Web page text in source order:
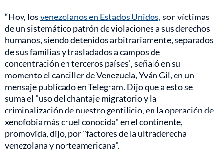
“Hoy, losvenezolanos en Estados Unidos,son víctimas
de un sistemático patrón de violaciones a sus derechos
humanos, siendo detenidos arbitrariamente, separados
de sus familias y trasladados a campos de
concentración en terceros países", señaló en su
momento el canciller de Venezuela, Yván Gil, en un
mensaje publicado en Telegram. Dijo que a esto se
suma el "uso del chantaje migratorio y la
criminalización de nuestro gentilicio, en la operación de
xenofobia más cruel conocida" en el continente,
promovida, dijo, por "factores de la ultraderecha
venezolana y norteamericana".